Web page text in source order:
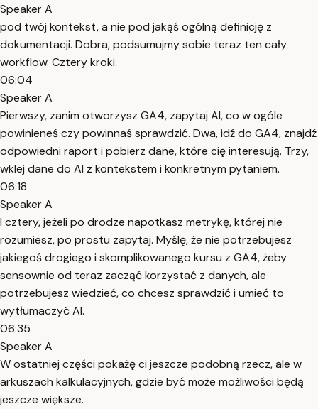
Speaker A
pod twój kontekst, a nie pod jakąś ogólną definicję z
dokumentacji. Dobra, podsumujmy sobie teraz ten cały
workflow. Cztery kroki.
06:04
Speaker A
Pierwszy, zanim otworzysz GA4, zapytaj AI, co w ogóle
powinieneś czy powinnaś sprawdzić. Dwa, idź do GA4, znajdź
odpowiedni raport i pobierz dane, które cię interesują. Trzy,
wklej dane do AI z kontekstem i konkretnym pytaniem.
06:18
Speaker A
I cztery, jeżeli po drodze napotkasz metrykę, której nie
rozumiesz, po prostu zapytaj. Myślę, że nie potrzebujesz
jakiegoś drogiego i skomplikowanego kursu z GA4, żeby
sensownie od teraz zacząć korzystać z danych, ale
potrzebujesz wiedzieć, co chcesz sprawdzić i umieć to
wytłumaczyć AI.
06:35
Speaker A
W ostatniej części pokażę ci jeszcze podobną rzecz, ale w
arkuszach kalkulacyjnych, gdzie być może możliwości będą
jeszcze większe.